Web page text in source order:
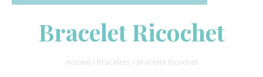
Bracelet Ricochet
Accueil / Bracelets / Bracelet Ricochet